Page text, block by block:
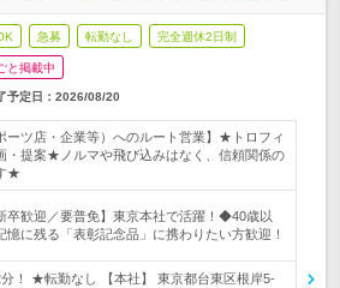
急募 転勤なし 完全週休2日制
と掲載中
予定日： 2026/08/20
ーツ店・企業等）へのルート営業】★トロフィ
・提案★ノルマや飛び込みはなく、信頼関係の
★
卒歓迎／要普免】東京本社で活躍！◆40歳以
に残る「表彰記念品」に携わりたい方歓迎！
！ ★転勤なし 【本社】 東京都台東区根岸5-